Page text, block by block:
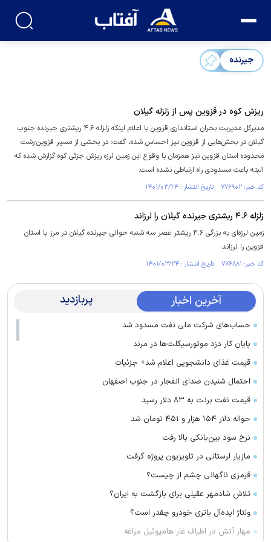
جیرنده
ریزش کوه در قزوین پس از زلزله گیلان
مدیرکل مدیریت بحران استانداری قزوین با اعلام اینکه زلزله ۴.۶ ریشتری جیرنده جنوب
گیلان در بخش‌هایی از قزوین نیز احساس شده، گفت: در بخشی از مسیر قزوین-رشت
محدوده استان قزوین نیز همزمان با وقوع این زمین لرزه ریزش جزئی کوه گزارش شده که
البته باعث مسدودی راه ارتباطی نشده است.
کد خبر: ۷۷۶۹۰۲ تاریخ انتشار : ۱۴۰۱/۰۳/۲۴
زلزله ۴.۶ ریشتری جیرنده گیلان را لرزاند
زمین لرزه‌ای به بزرگی ۴.۶ ریشتر عصر سه شنبه حوالی جیرنده گیلان در مرز با استان
قزوین را لرزاند.
کد خبر: ۷۷۶۸۸۱ تاریخ انتشار : ۱۴۰۱/۰۳/۲۴
آخرین اخبار پربازدید
حساب‌های شرکت ملی نفت مسدود شد
پایان کار دزد موتورسیکلت‌ها در مرند
قیمت غذای دانشجویی اعلام شد+ جزئیات
احتمال شنیدن صدای انفجار در جنوب اصفهان
قیمت نفت برنت به ۸۳ دلار رسید
حواله دلار ۱۵۴ هزار و ۴۵۱ تومان شد
نرخ سود بین‌بانکی بالا رفت
مازیار لرستانی در تلویزیون پروژه گرفت
قرمزی ناگهانی چشم از چیست؟
تلاش شادمهر عقیلی برای بازگشت به ایران؟
ولتاژ ایده‌آل باتری خودرو چقدر است؟
مهار آتش در اطراف غار هامپوئیل مراغه